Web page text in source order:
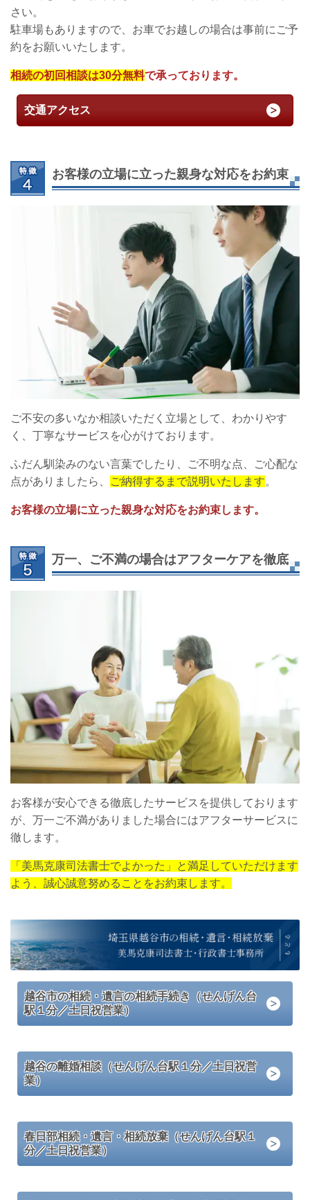
さい。
駐車場もありますので、お車でお越しの場合は事前にご予
約をお願いいたします。
相続の初回相談は30分無料で承っております。
交通アクセス
お客様の立場に立った親身な対応をお約束
ご不安の多いなか相談いただく立場として、わかりやす
く、丁寧なサービスを心がけております。
ふだん馴染みのない言葉でしたり、ご不明な点、ご心配な
点がありましたら、
ご納得するまで説明いたします。
お客様の立場に立った親身な対応をお約束します。
万一、ご不満の場合はアフターケアを徹底
お客様が安心できる徹底したサービスを提供しております
が、万一ご不満がありました場合にはアフターサービスに
徹します。
「美馬克康司法書士でよかった」と満足していただけます
よう、誠心誠意努めることをお約束します。
越谷市の相続・遺言の相続手続き（せんげん台
駅１分／土日祝営業）
越谷の離婚相談（せんげん台駅１分／土日祝営
業）
春日部相続・遺言・相続放棄（せんげん台駅１
分／土日祝営業）